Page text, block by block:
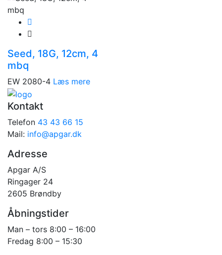
Seed, 18G, 12cm, 4
mbq
EW 2080-4 Læs mere
Kontakt
Telefon 43 43 66 15
Mail: info@apgar.dk
Adresse
Apgar A/S
Ringager 24
2605 Brøndby
Åbningstider
Man – tors 8:00 – 16:00
Fredag 8:00 – 15:30